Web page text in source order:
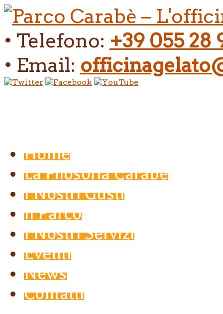
• Telefono: +39 055 28
• Email:
Home
La Filosofia Carabé
I Nostri Gusti
Il Parco
I Nostri Servizi
Eventi
News
Contatti